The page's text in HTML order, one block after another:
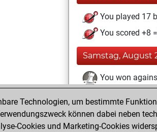
You played 17
You scored +8
Samstag, August
You won
You achieved a
You created
Technologien, um bestimmte
können dabei neben
Cookies und Marketing-Cookies